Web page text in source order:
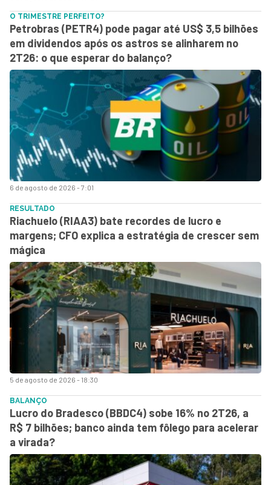
6 de agosto de 2026 - 7:01
O TRIMESTRE PERFEITO?
Petrobras (PETR4) pode pagar até US$ 3,5 bilhões
em dividendos após os astros se alinharem no
2T26: o que esperar do balanço?
5 de agosto de 2026 - 18:30
RESULTADO
Riachuelo (RIAA3) bate recordes de lucro e
margens; CFO explica a estratégia de crescer sem
mágica
BALANÇO
Lucro do Bradesco (BBDC4) sobe 16% no 2T26, a
R$ 7 bilhões; banco ainda tem fôlego para acelerar
a virada?